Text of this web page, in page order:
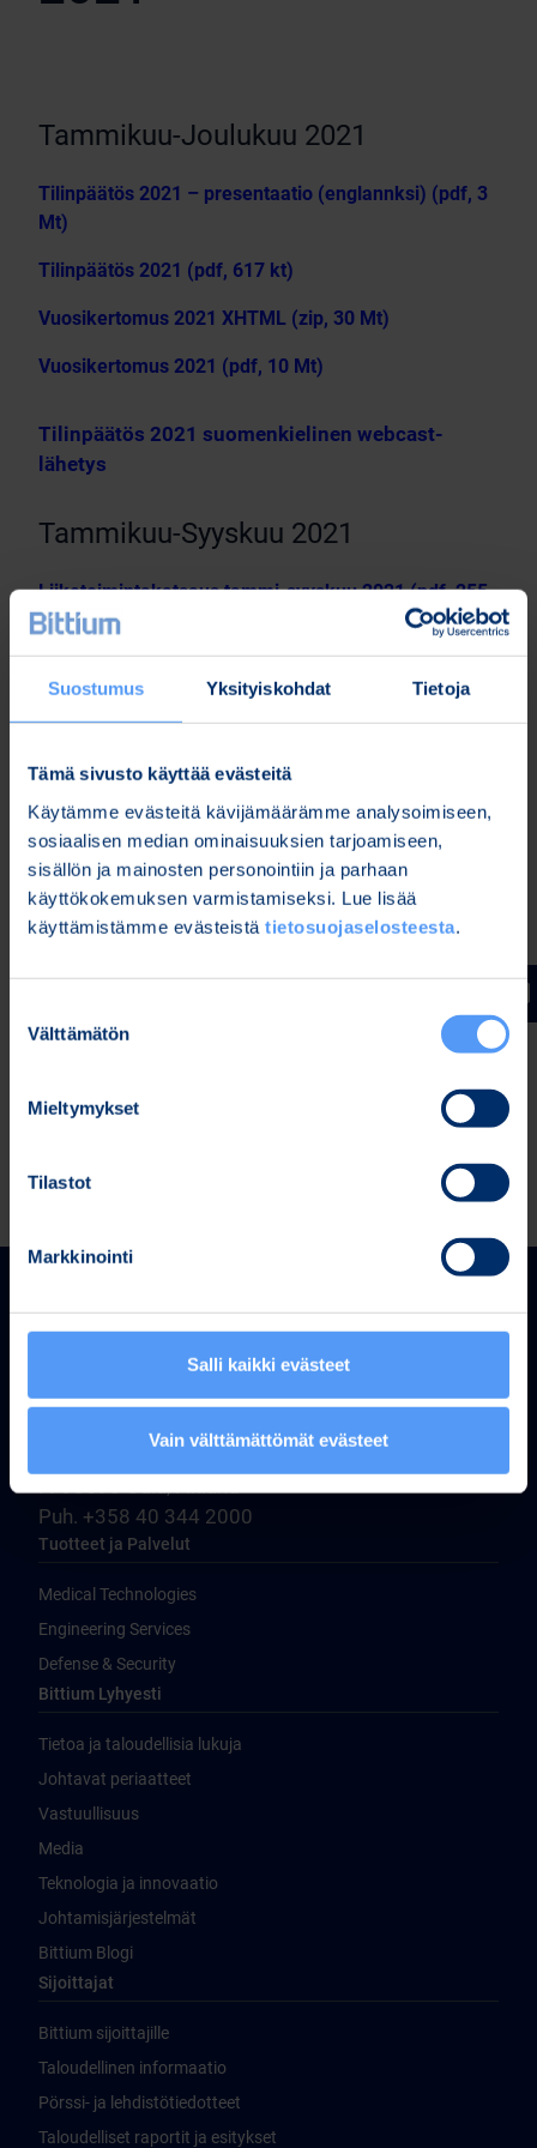
Suostumus Yksityiskohdat Tietoja
Tämä sivusto käyttää evästeitä
Käytämme evästeitä kävijämäärämme analysoimiseen,
sosiaalisen median ominaisuuksien tarjoamiseen,
sisällön ja mainosten personointiin ja parhaan
käyttökokemuksen varmistamiseksi. Lue lisää
käyttämistämme evästeistä tietosuojaselosteesta.
valinta
Välttämätön
Mieltymykset
Tilastot
Markkinointi
Salli kaikki evästeet
Vain välttämättömät evästeet
Tammikuu-Joulukuu 2021
Tilinpäätös 2021 – presentaatio (englannksi) (pdf, 3
Mt)
Tilinpäätös 2021 (pdf, 617 kt)
Vuosikertomus 2021 XHTML (zip, 30 Mt)
Vuosikertomus 2021 (pdf, 10 Mt)
Tilinpäätös 2021 suomenkielinen webcast-
lähetys
Tammikuu-Syyskuu 2021
Liiketoimintakatsaus tammi-syyskuu 2021 (pdf, 255
kt)
Tammikuu-Kesäkuu 2021
presentaatio (englanniksi) (pdf, 4 Mt)
Puolivuosikatsaus tammi-kesäkuu 2021 (pdf, 505 kt)
Puolivuosikatsaus tammi-kesäkuu 2021 –
webcast
Tammikuu-Maaliskuu 2021
Liiketoimintakatsaus tammi-maaliskuu 2021 (pdf,
Bittium Corporation
FI-90590 Oulu, Finland
Puh. +358 40 344 2000
Tuotteet ja Palvelut
Medical Technologies
Engineering Services
Defense & Security
Bittium Lyhyesti
Tietoa ja taloudellisia lukuja
Johtavat periaatteet
Vastuullisuus
Media
Teknologia ja innovaatio
Johtamisjärjestelmät
Bittium Blogi
Sijoittajat
Bittium sijoittajille
Taloudellinen informaatio
Pörssi- ja lehdistötiedotteet
Taloudelliset raportit ja esitykset